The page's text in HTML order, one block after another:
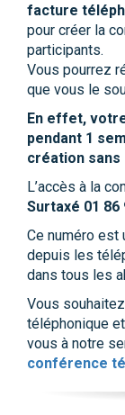
facture
pour créer la
participants.
Vous pourrez
que vous le
En effet,
pendant 1
création sans
L’accès à la
Surtaxé 01 86
Ce numéro est
depuis les
dans tous les
Vous
téléphonique
vous à notre
conférence